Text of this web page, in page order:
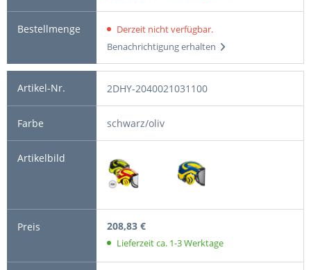
Derzeit nicht verfügbar.
Benachrichtigung erhalten
2DHY-2040021031100
schwarz/oliv
208,83 €
Lieferzeit ca. 1-3 Werktage